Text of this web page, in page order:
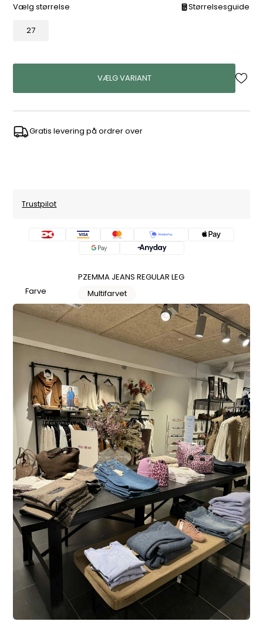
Vælg størrelse Størrelsesguide
27
VÆLG VARIANT
Gratis levering på ordrer over
Trustpilot
PZEMMA JEANS REGULAR LEG
Farve
Multifarvet